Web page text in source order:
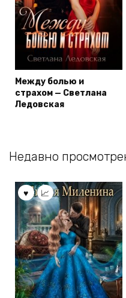
Между болью и
страхом — Светлана
Ледовская
Недавно